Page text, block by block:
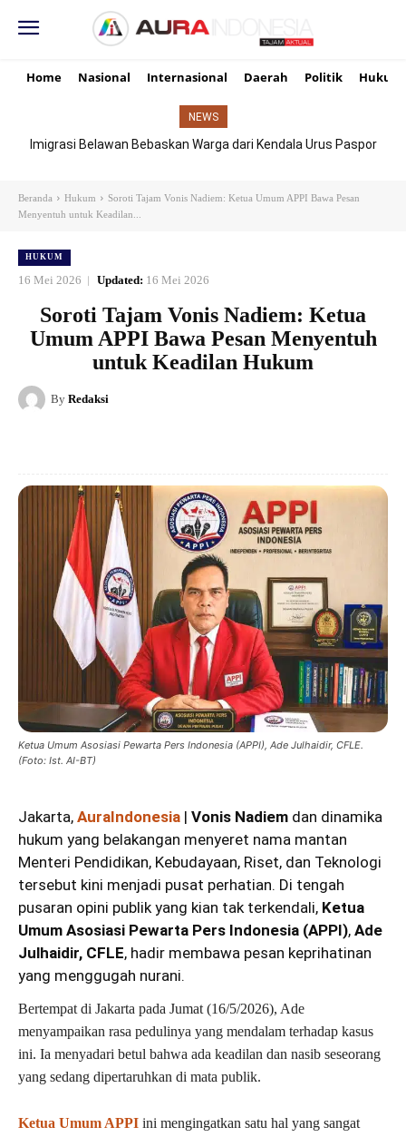
Home Nasional Internasional Daerah Politik Hukum
NEWS
Imigrasi Belawan Bebaskan Warga dari Kendala Urus Paspor
Beranda Hukum
Soroti Tajam Vonis Nadiem: Ketua Umum APPI Bawa Pesan
Menyentuh untuk Keadilan...
HUKUM
16 Mei 2026 Updated: 16 Mei 2026
Soroti Tajam Vonis Nadiem: Ketua
Umum APPI Bawa Pesan Menyentuh
untuk Keadilan Hukum
By Redaksi
Ketua Umum Asosiasi Pewarta Pers Indonesia (APPI), Ade Julhaidir, CFLE.
(Foto: Ist. AI-BT)
Jakarta, AuraIndonesia | Vonis Nadiem dan dinamika
hukum yang belakangan menyeret nama mantan
Menteri Pendidikan, Kebudayaan, Riset, dan Teknologi
tersebut kini menjadi pusat perhatian. Di tengah
pusaran opini publik yang kian tak terkendali, Ketua
Umum Asosiasi Pewarta Pers Indonesia (APPI), Ade
Julhaidir, CFLE, hadir membawa pesan keprihatinan
yang menggugah nurani.
Bertempat di Jakarta pada Jumat (16/5/2026), Ade
menyampaikan rasa pedulinya yang mendalam terhadap kasus
ini. Ia menyadari betul bahwa ada keadilan dan nasib seseorang
yang sedang dipertaruhkan di mata publik.
Ketua Umum APPI ini mengingatkan satu hal yang sangat